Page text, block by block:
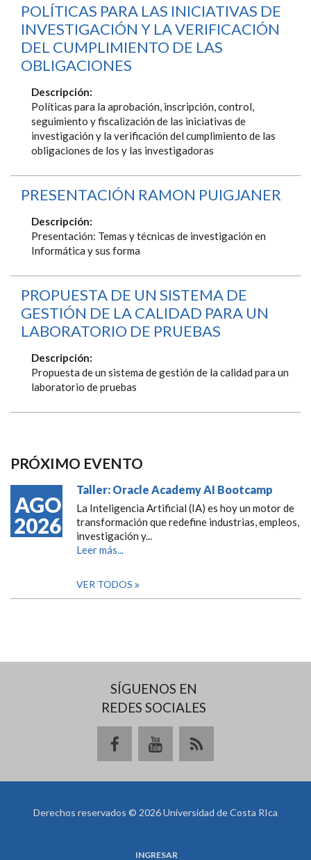
POLÍTICAS PARA LAS INICIATIVAS DE
INVESTIGACIÓN Y LA VERIFICACIÓN
DEL CUMPLIMIENTO DE LAS
OBLIGACIONES
Descripción:
Políticas para la aprobación, inscripción, control,
seguimiento y fiscalización de las iniciativas de
investigación y la verificación del cumplimiento de las
obligaciones de los y las investigadoras
PRESENTACIÓN RAMON PUIGJANER
Descripción:
Presentación: Temas y técnicas de investigación en
Informática y sus forma
PROPUESTA DE UN SISTEMA DE
GESTIÓN DE LA CALIDAD PARA UN
LABORATORIO DE PRUEBAS
Descripción:
Propuesta de un sistema de gestión de la calidad para un
laboratorio de pruebas
PRÓXIMO EVENTO
AGO
2026
Taller: Oracle Academy AI Bootcamp
La Inteligencia Artificial (IA) es hoy un motor de
transformación que redefine industrias, empleos,
investigación y...
Leer más...
VER TODOS
SÍGUENOS EN
REDES SOCIALES
Derechos reservados © 2026 Universidad de Costa RIca
INGRESAR